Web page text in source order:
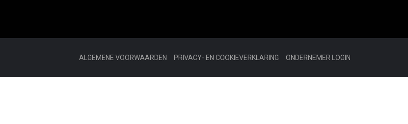
ALGEMENE VOORWAARDEN PRIVACY- EN COOKIEVERKLARING ONDERNEMER LOGIN